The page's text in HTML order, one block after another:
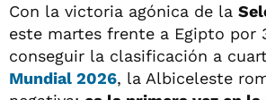
Con la victoria agónica de la
este martes frente a Egipto por
conseguir la clasificación a
Mundial 2026, la Albiceleste